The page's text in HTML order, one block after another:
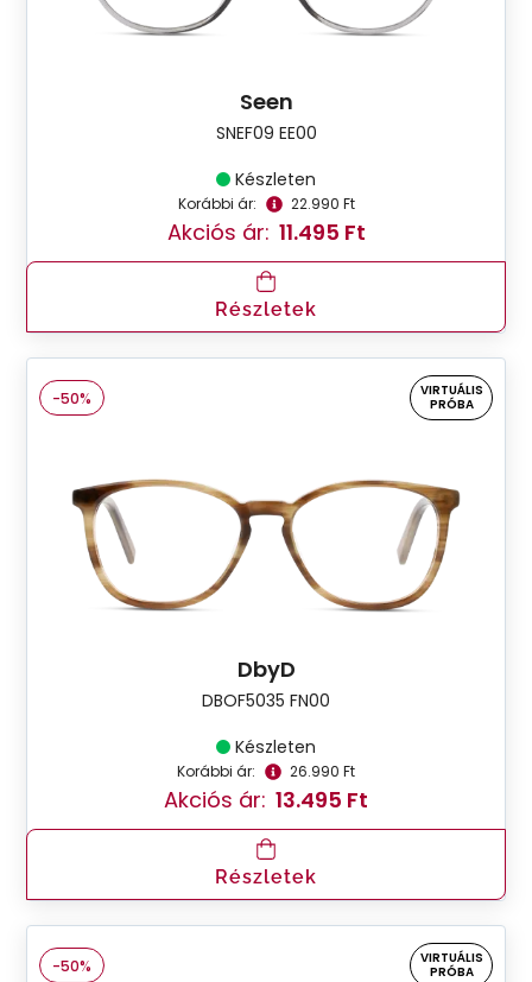
Seen
SNEF09 EE00
Készleten
Korábbi ár: 22.990 Ft
Akciós ár: 11.495 Ft
Részletek
-50%
VIRTUÁLIS
PRÓBA
DbyD
DBOF5035 FN00
Készleten
Korábbi ár: 26.990 Ft
Akciós ár: 13.495 Ft
Részletek
-50%
VIRTUÁLIS
PRÓBA